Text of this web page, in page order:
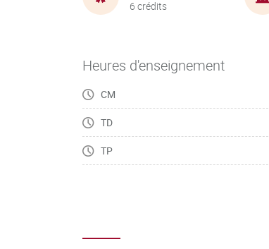
6 crédits
Heures d'enseignement
CM
TD
TP